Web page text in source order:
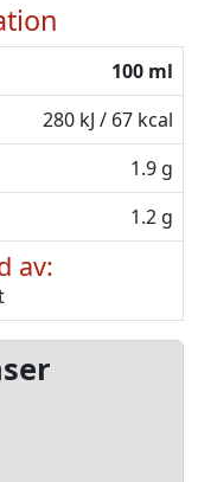
100 ml
280 kJ / 67 kcal
1.9 g
1.2 g
av: